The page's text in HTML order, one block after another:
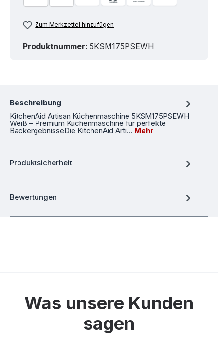
Zum Merkzettel hinzufügen
Produktnummer: 5KSM175PSEWH
Beschreibung
KitchenAid Artisan Küchenmaschine 5KSM175PSEWH
Weiß – Premium Küchenmaschine für perfekte
BackergebnisseDie KitchenAid Arti… Mehr
Produktsicherheit
Bewertungen
Was unsere Kunden
sagen